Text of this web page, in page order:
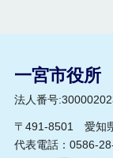
一宮市役所
法人番号
〒491-8501 愛知
代表電話：0586-